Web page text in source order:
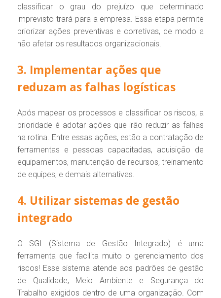
classificar o grau do prejuízo que determinado
imprevisto trará para a empresa. Essa etapa permite
priorizar ações preventivas e corretivas, de modo a
não afetar os resultados organizacionais.
3. Implementar ações que
reduzam as falhas logísticas
Após mapear os processos e classificar os riscos, a
prioridade é adotar ações que irão reduzir as falhas
na rotina. Entre essas ações, estão a contratação de
ferramentas e pessoas capacitadas, aquisição de
equipamentos, manutenção de recursos, treinamento
de equipes, e demais alternativas.
4. Utilizar sistemas de gestão
integrado
O SGI (Sistema de Gestão Integrado) é uma
ferramenta que facilita muito o gerenciamento dos
riscos! Esse sistema atende aos padrões de gestão
de Qualidade, Meio Ambiente e Segurança do
Trabalho exigidos dentro de uma organização. Com